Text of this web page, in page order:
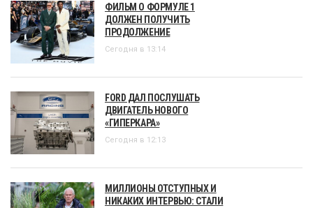
ФИЛЬМ О ФОРМУЛЕ 1
ДОЛЖЕН ПОЛУЧИТЬ
ПРОДОЛЖЕНИЕ
Сегодня в 13:14
FORD ДАЛ ПОСЛУШАТЬ
ДВИГАТЕЛЬ НОВОГО
«ГИПЕРКАРА»
Сегодня в 12:13
МИЛЛИОНЫ ОТСТУПНЫХ И
НИКАКИХ ИНТЕРВЬЮ: СТАЛИ